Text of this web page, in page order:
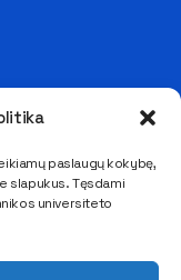
paslaugų kokybę,
slapukus. Tęsdami
universiteto